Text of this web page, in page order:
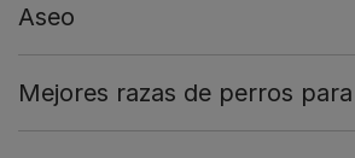
Aseo
Mejores razas de perros